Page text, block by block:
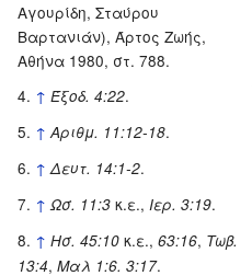
Αγουρίδη, Σταύρου
Βαρτανιάν), Άρτος Ζωής,
Αθήνα 1980, στ. 788.
↑ Έξοδ. 4:22.
↑ Αριθμ. 11:12-18.
↑ Δευτ. 14:1-2.
↑ Ωσ. 11:3 κ.ε., Ιερ. 3:19.
↑ Ησ. 45:10 κ.ε., 63:16, Τωβ.
13:4, Μαλ 1:6. 3:17.